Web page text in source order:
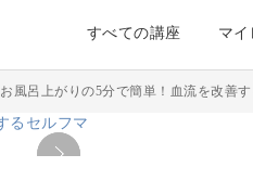
すべての講座 マイ
お風呂上がりの5分で簡単！血流を改善